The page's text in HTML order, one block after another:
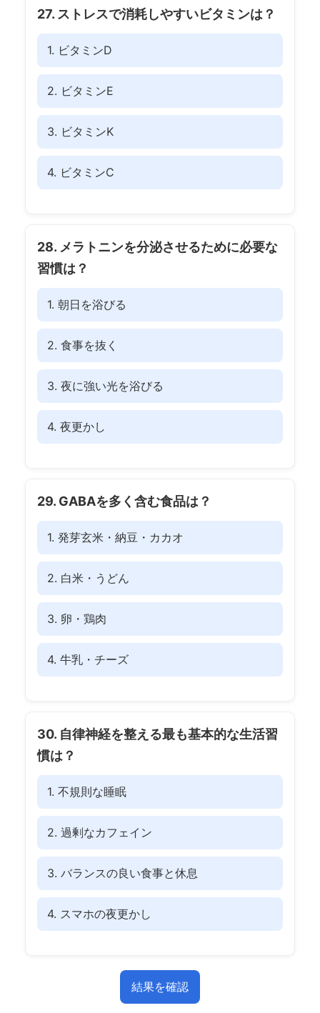
27. ストレスで消耗しやすいビタミンは？
1. ビタミンD
2. ビタミンE
3. ビタミンK
4. ビタミンC
28. メラトニンを分泌させるために必要な
習慣は？
1. 朝日を浴びる
2. 食事を抜く
3. 夜に強い光を浴びる
4. 夜更かし
29. GABAを多く含む食品は？
1. 発芽玄米・納豆・カカオ
2. 白米・うどん
3. 卵・鶏肉
4. 牛乳・チーズ
30. 自律神経を整える最も基本的な生活習
慣は？
1. 不規則な睡眠
2. 過剰なカフェイン
3. バランスの良い食事と休息
4. スマホの夜更かし
結果を確認